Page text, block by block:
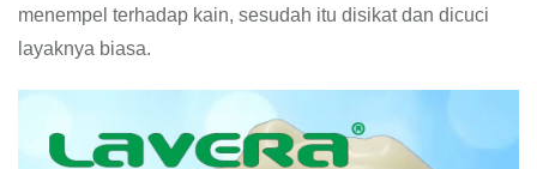
menempel terhadap kain, sesudah itu disikat dan dicuci
layaknya biasa.